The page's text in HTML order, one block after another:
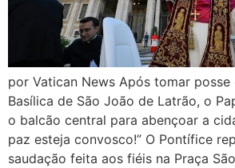
por Vatican News Após tomar
Basílica de São João de Latrão, o
o balcão central para abençoar a
paz esteja convosco!” O Pontífice
saudação feita aos fiéis na Praça